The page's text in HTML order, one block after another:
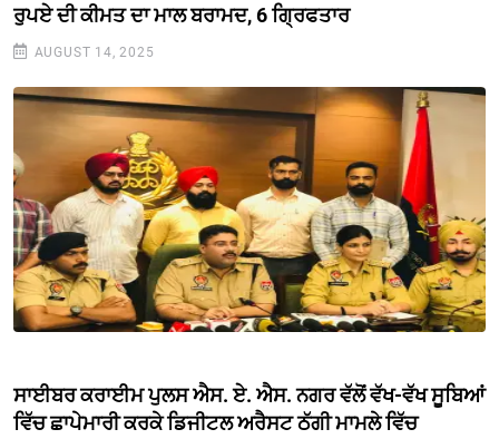
ਰੁਪਏ ਦੀ ਕੀਮਤ ਦਾ ਮਾਲ ਬਰਾਮਦ, 6 ਗ੍ਰਿਫਤਾਰ
AUGUST 14, 2025
ਸਾਈਬਰ ਕਰਾਈਮ ਪੁਲਸ ਐਸ. ਏ. ਐਸ. ਨਗਰ ਵੱਲੋਂ ਵੱਖ-ਵੱਖ ਸੂਬਿਆਂ
ਵਿੱਚ ਛਾਪੇਮਾਰੀ ਕਰਕੇ ਡਿਜੀਟਲ ਅਰੈਸਟ ਠੱਗੀ ਮਾਮਲੇ ਵਿੱਚ